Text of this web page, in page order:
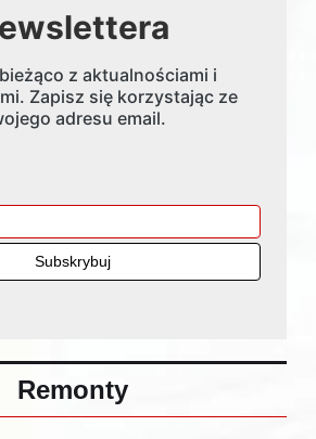
z aktualnościami i
Zapisz się korzystając ze
adresu email.
Remonty